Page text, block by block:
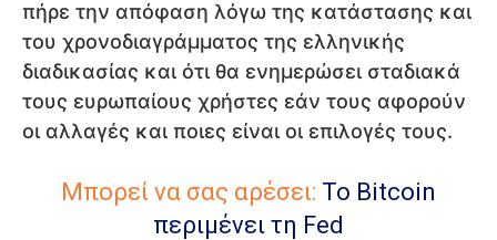
πήρε την απόφαση λόγω της κατάστασης και
του χρονοδιαγράμματος της ελληνικής
διαδικασίας και ότι θα ενημερώσει σταδιακά
τους ευρωπαίους χρήστες εάν τους αφορούν
οι αλλαγές και ποιες είναι οι επιλογές τους.
Μπορεί να σας αρέσει: Το Bitcoin
περιμένει τη Fed